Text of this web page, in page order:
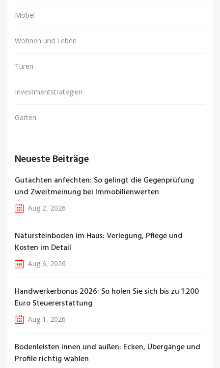
Möbel
Wohnen und Leben
Türen
Investmentstrategien
Garten
Neueste Beiträge
Gutachten anfechten: So gelingt die Gegenprüfung
und Zweitmeinung bei Immobilienwerten
Aug 2, 2026
Natursteinboden im Haus: Verlegung, Pflege und
Kosten im Detail
Aug 6, 2026
Handwerkerbonus 2026: So holen Sie sich bis zu 1.200
Euro Steuererstattung
Aug 1, 2026
Bodenleisten innen und außen: Ecken, Übergänge und
Profile richtig wählen